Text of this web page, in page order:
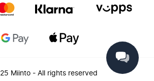
Miinto - All rights reserved